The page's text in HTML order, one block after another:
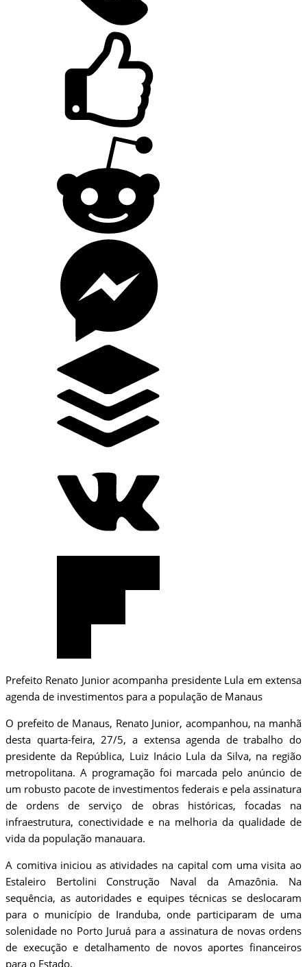
Prefeito Renato Junior acompanha presidente Lula em extensa
agenda de investimentos para a população de Manaus
O prefeito de Manaus, Renato Junior, acompanhou, na manhã
desta quarta-feira, 27/5, a extensa agenda de trabalho do
presidente da República, Luiz Inácio Lula da Silva, na região
metropolitana. A programação foi marcada pelo anúncio de
um robusto pacote de investimentos federais e pela assinatura
de ordens de serviço de obras históricas, focadas na
infraestrutura, conectividade e na melhoria da qualidade de
vida da população manauara.
​A comitiva iniciou as atividades na capital com uma visita ao
Estaleiro Bertolini Construção Naval da Amazônia. Na
sequência, as autoridades e equipes técnicas se deslocaram
para o município de Iranduba, onde participaram de uma
solenidade no Porto Juruá para a assinatura de novas ordens
de execução e detalhamento de novos aportes financeiros
para o Estado.